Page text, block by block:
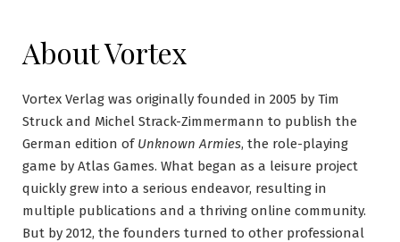
About Vortex
Vortex Verlag was originally founded in 2005 by Tim
Struck and Michel Strack-Zimmermann to publish the
German edition of Unknown Armies, the role-playing
game by Atlas Games. What began as a leisure project
quickly grew into a serious endeavor, resulting in
multiple publications and a thriving online community.
But by 2012, the founders turned to other professional